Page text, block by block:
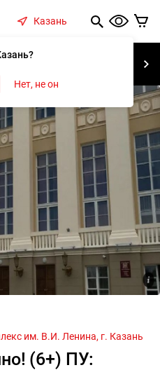
Казань
Нет, не он
им. В.И. Ленина, г. Казань
(6+) ПУ: